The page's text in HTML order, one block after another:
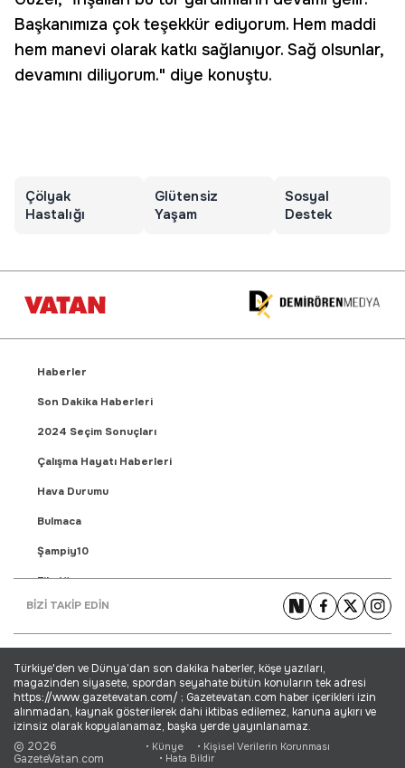
Başkanımıza çok teşekkür ediyorum. Hem maddi
hem manevi olarak katkı sağlanıyor. Sağ olsunlar,
devamını diliyorum." diye konuştu.
Çölyak
Hastalığı
Glütensiz
Yaşam
Sosyal
Destek
Haberler
Son Dakika Haberleri
2024 Seçim Sonuçları
Çalışma Hayatı Haberleri
Hava Durumu
Bulmaca
Şampiy10
Fikstür
Puan Durumu
Yaşam Haberleri
Ekonomi Haberleri
Dünya Haberleri
Magazin Haberleri
BİZİ TAKİP EDİN
Türkiye'den ve Dünya’dan son dakika haberler, köşe yazıları,
magazinden siyasete, spordan seyahate bütün konuların tek adresi
https://www.gazetevatan.com/ ; Gazetevatan.com haber içerikleri izin
alınmadan, kaynak gösterilerek dahi iktibas edilemez, kanuna aykırı ve
izinsiz olarak kopyalanamaz, başka yerde yayınlanamaz.
© 2026
GazeteVatan.com
• Künye
• Kişisel Verilerin Korunması
• Hata Bildir